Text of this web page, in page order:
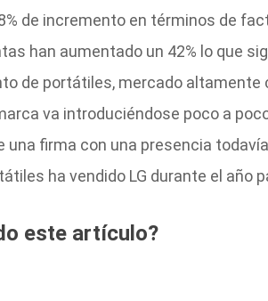
de incremento en términos de
han aumentado un 42% lo que
de portátiles, mercado altamente
va introduciéndose poco a
una firma con una presencia
ha vendido LG durante el año
este artículo?